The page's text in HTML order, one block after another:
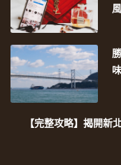
【完整攻略】揭開新